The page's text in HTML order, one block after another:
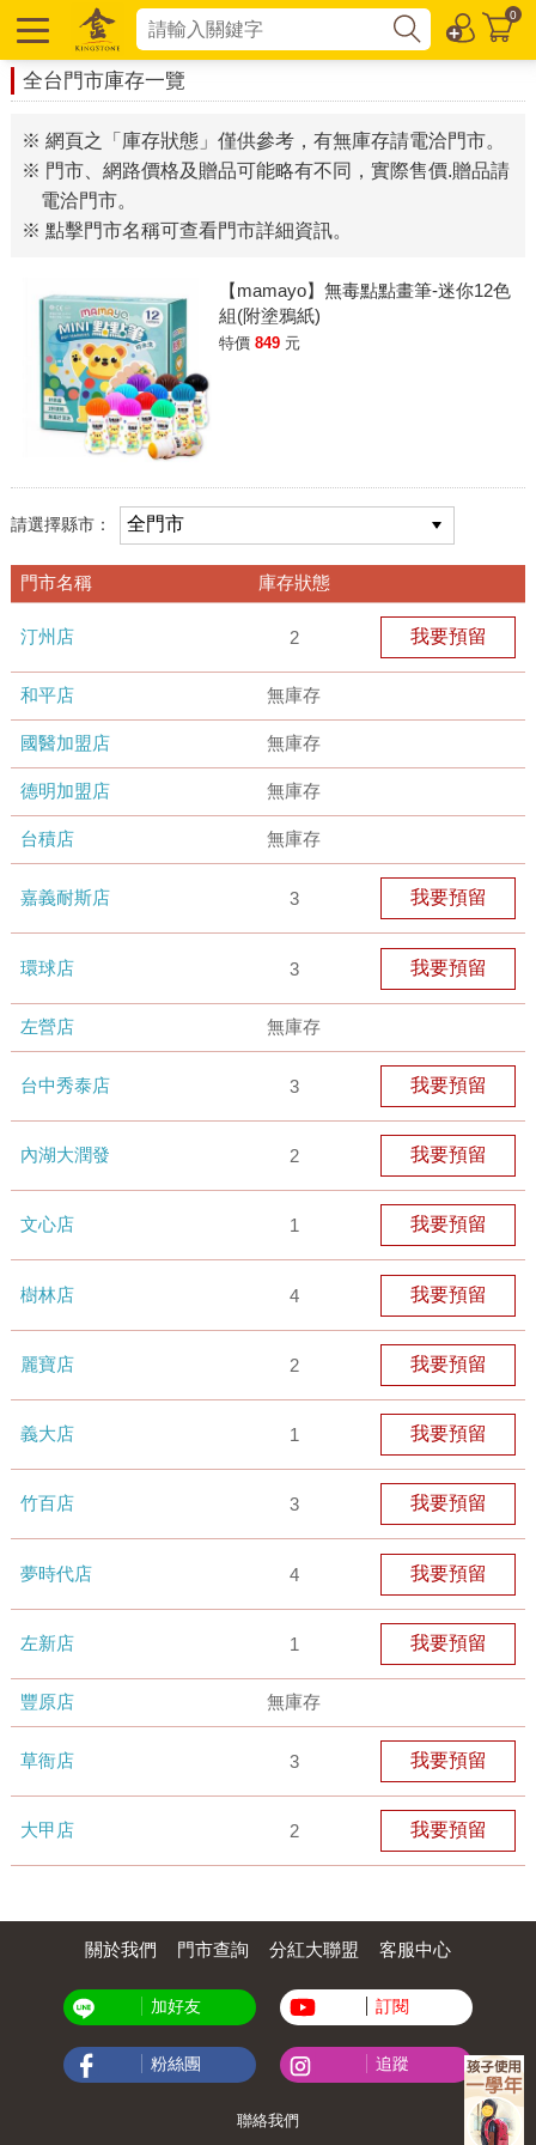
0
全台門市庫存一覽
※ 網頁之「庫存狀態」僅供參考，有無庫存請電洽門市。
※ 門市、網路價格及贈品可能略有不同，實際售價.贈品請
電洽門市。
※ 點擊門市名稱可查看門市詳細資訊。
【mamayo】無毒點點畫筆-迷你12色
組(附塗鴉紙)
特價 849 元
請選擇縣市：
門市名稱 庫存狀態
汀州店 2 我要預留
和平店 無庫存
國醫加盟店 無庫存
德明加盟店 無庫存
台積店 無庫存
嘉義耐斯店 3 我要預留
環球店 3 我要預留
左營店 無庫存
台中秀泰店 3 我要預留
內湖大潤發 2 我要預留
文心店 1 我要預留
樹林店 4 我要預留
麗寶店 2 我要預留
義大店 1 我要預留
竹百店 3 我要預留
夢時代店 4 我要預留
左新店 1 我要預留
豐原店 無庫存
草衙店 3 我要預留
大甲店 2 我要預留
關於我們 門市查詢 分紅大聯盟 客服中心
加好友 訂閱
粉絲團 追蹤
聯絡我們